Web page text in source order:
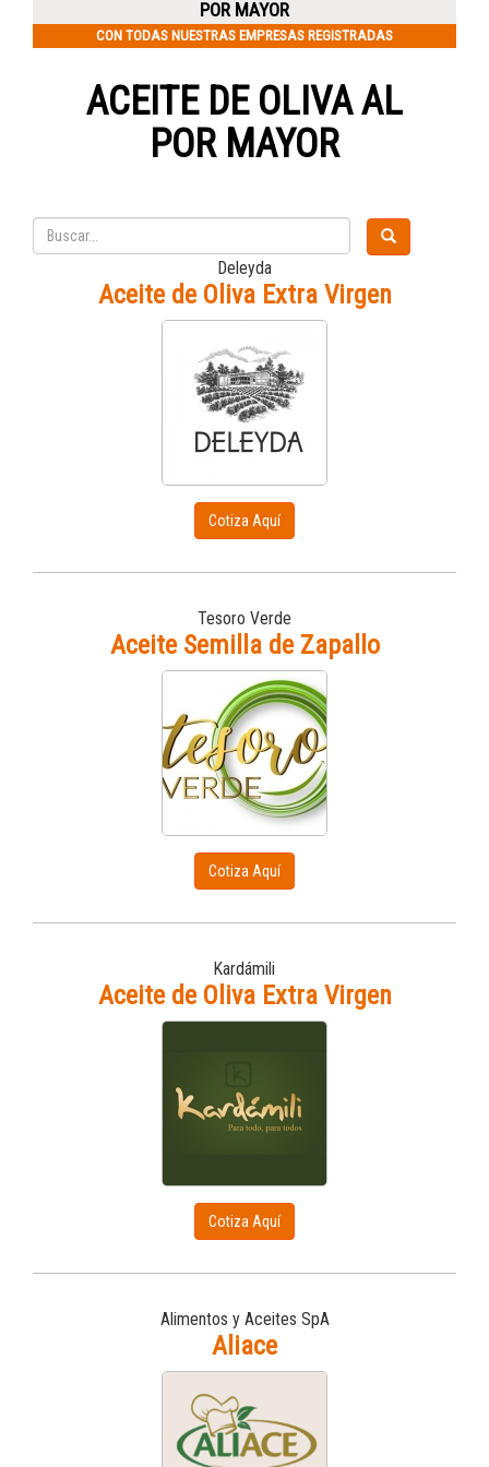
POR MAYOR
CON TODAS NUESTRAS EMPRESAS REGISTRADAS
ACEITE DE OLIVA AL
POR MAYOR
Deleyda
Aceite de Oliva Extra Virgen
Cotiza Aquí
Tesoro Verde
Aceite Semilla de Zapallo
Cotiza Aquí
Kardámili
Aceite de Oliva Extra Virgen
Cotiza Aquí
Alimentos y Aceites SpA
Aliace